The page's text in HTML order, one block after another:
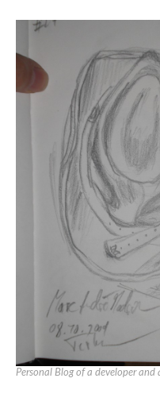
Personal Blog of a developer and